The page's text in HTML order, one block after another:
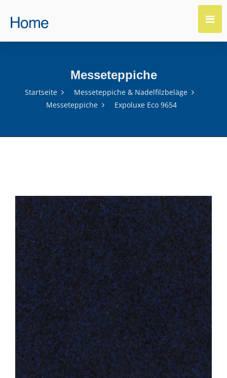
Messeteppiche
Startseite
Messeteppiche & Nadelfilzbeläge
Messeteppiche
Expoluxe Eco 9654